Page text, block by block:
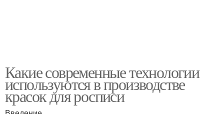
Какие современные технологии
используются в производстве
красок для росписи